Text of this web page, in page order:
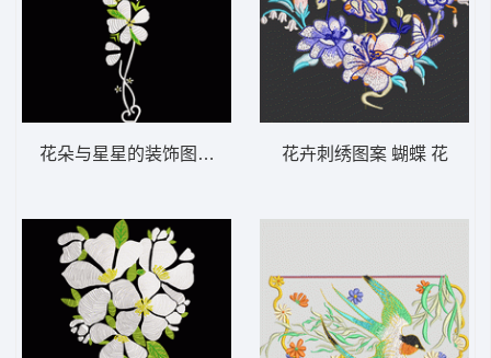
花朵与星星的装饰图案 栀子花飘带花卉刺绣图案 蝴蝶 花